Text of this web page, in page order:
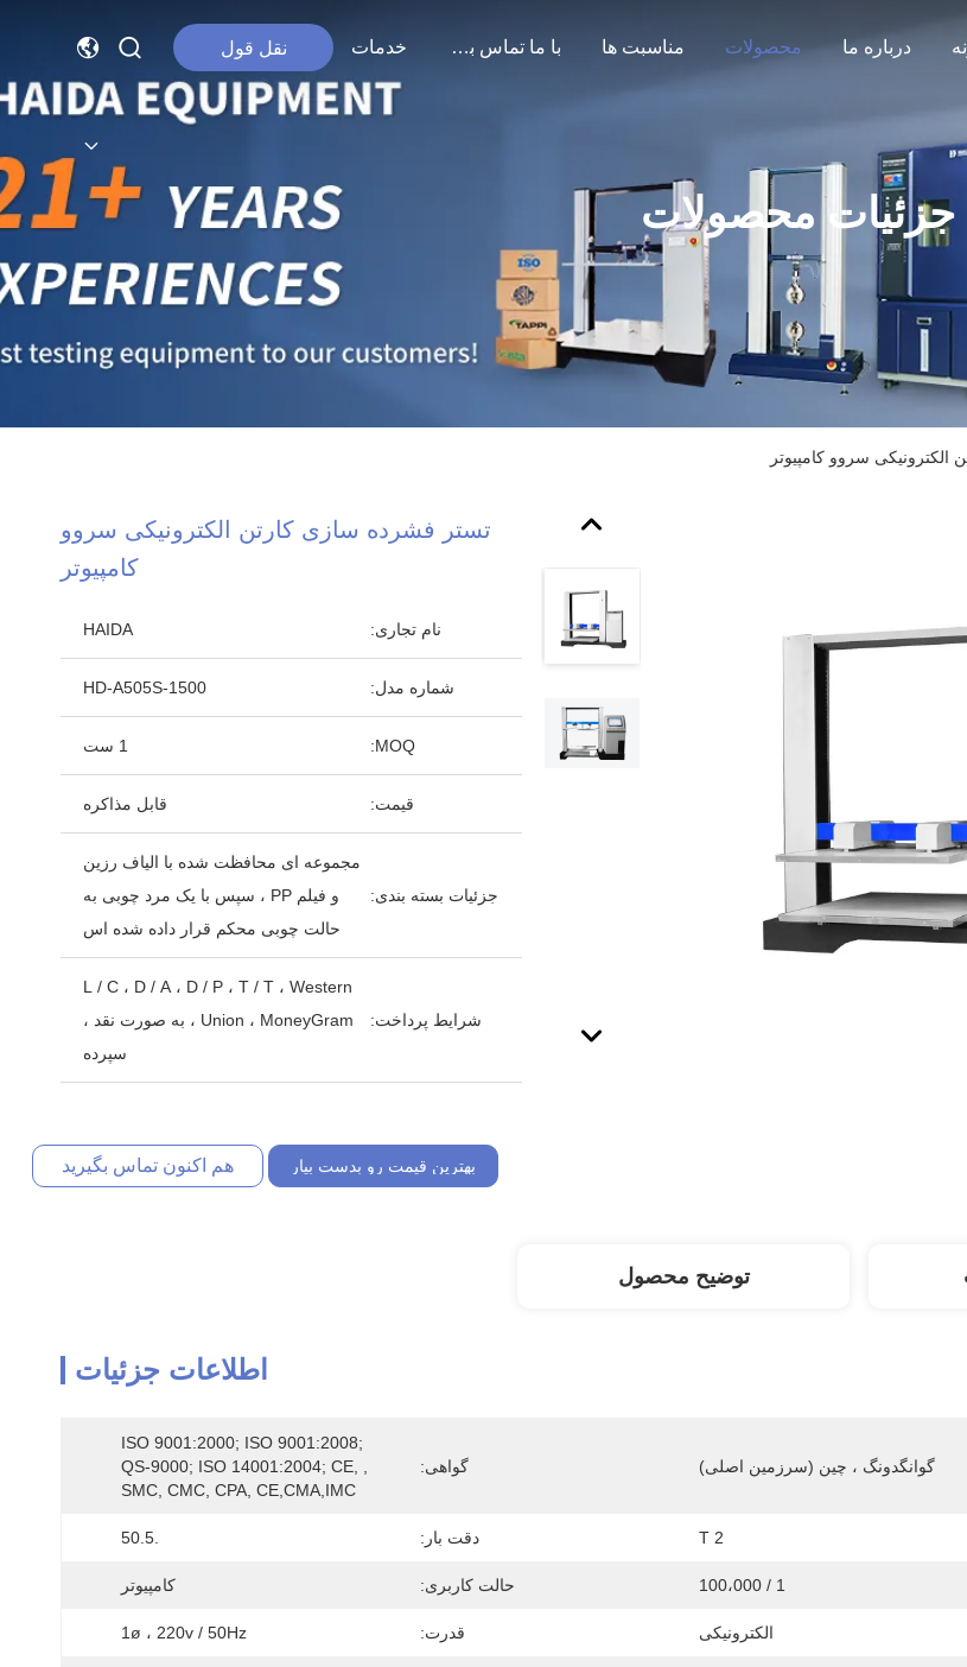
درباره ما محصولات مناسبت ها با ما تماس بگیرید خدمات نقل قول
جزئیات محصولات
سروو کامپیوتر
تستر فشرده سازی کارتن الکترونیکی سروو
کامپیوتر
نام تجاری: HAIDA
شماره مدل: HD-A505S-1500
MOQ: 1 ست
قیمت: قابل مذاکره
جزئیات بسته بندی:
مجموعه ای محافظت شده با الیاف رزین
و فیلم PP ، سپس با یک مرد چوبی به
حالت چوبی محکم قرار داده شده اس
شرایط پرداخت:
L / C ، D / A ، D / P ، T / T ، Western
Union ، MoneyGram ، به صورت نقد ،
سپرده
بهترین قیمت رو بدست بیار هم اکنون تماس بگیرید
توضیح محصول
اطلاعات جزئیات
گوانگدونگ ، چین (سرزمین اصلی) گواهی:
ISO 9001:2000; ISO 9001:2008;
QS-9000; ISO 14001:2004; CE, ,
SMC, CMC, CPA, CE,CMA,IMC
2 T دقت بار: .50.5
1 / 100،000 حالت کاربری: کامپیوتر
الکترونیکی قدرت: 1ø ، 220v / 50Hz